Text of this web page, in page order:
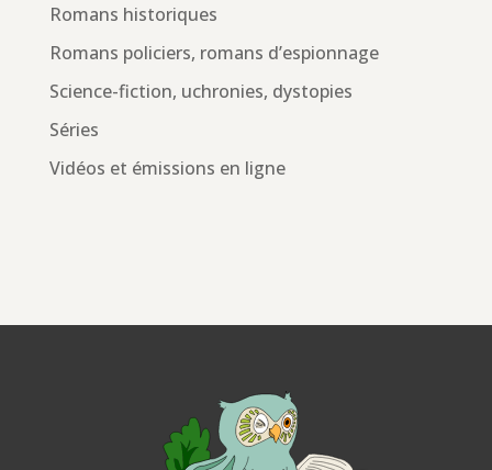
Romans historiques
Romans policiers, romans d’espionnage
Science-fiction, uchronies, dystopies
Séries
Vidéos et émissions en ligne